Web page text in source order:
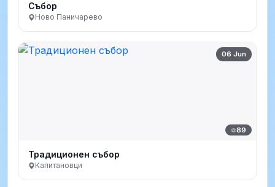
Събор
Ново Паничарево
06 Jun
89
Традиционен събор
Капитановци